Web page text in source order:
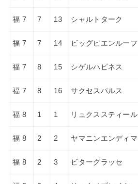
福 7 7 13 シャルトターク
福 7 7 14 ビッグピエンルーフ
福 7 8 15 シゲルハピネス
福 7 8 16 サクセスパルス
福 8 1 1 リュクススティール
福 8 2 2 ヤマニンエンディマ
福 8 2 3 ビターグラッセ